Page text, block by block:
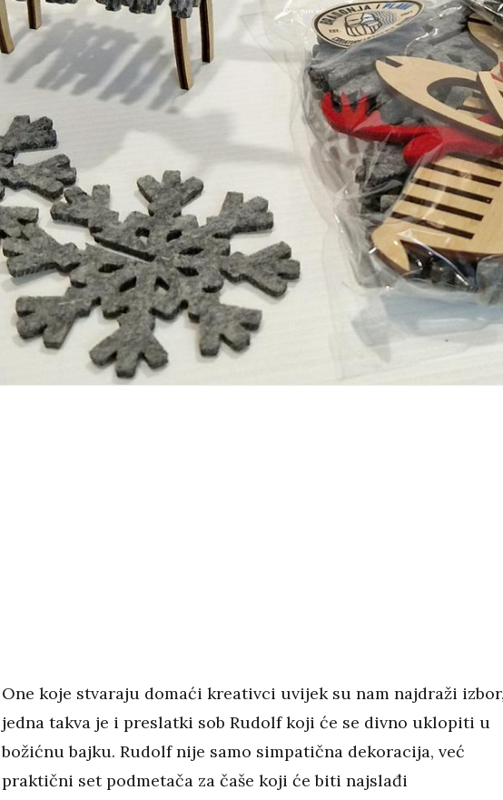
One koje stvaraju domaći kreativci uvijek su nam najdraži
jedna takva je i preslatki sob Rudolf koji će se divno uklopiti u
božićnu bajku. Rudolf nije samo simpatična dekoracija, već
praktični set podmetača za čaše koji će biti najslađi